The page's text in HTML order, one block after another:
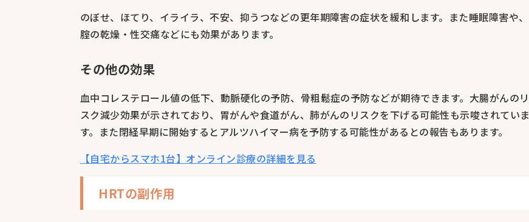
のぼせ、ほてり、イライラ、不安、抑うつなどの更年期障害の症状を緩和します。また睡眠障害や、
腟の乾燥・性交痛などにも効果があります。
その他の効果
血中コレステロール値の低下、動脈硬化の予防、骨粗鬆症の予防などが期待できます。大腸がんのリ
スク減少効果が示されており、胃がんや食道がん、肺がんのリスクを下げる可能性も示唆されていま
す。また閉経早期に開始するとアルツハイマー病を予防する可能性があるとの報告もあります。
【自宅からスマホ1台】オンライン診療の詳細を見る
HRTの副作用